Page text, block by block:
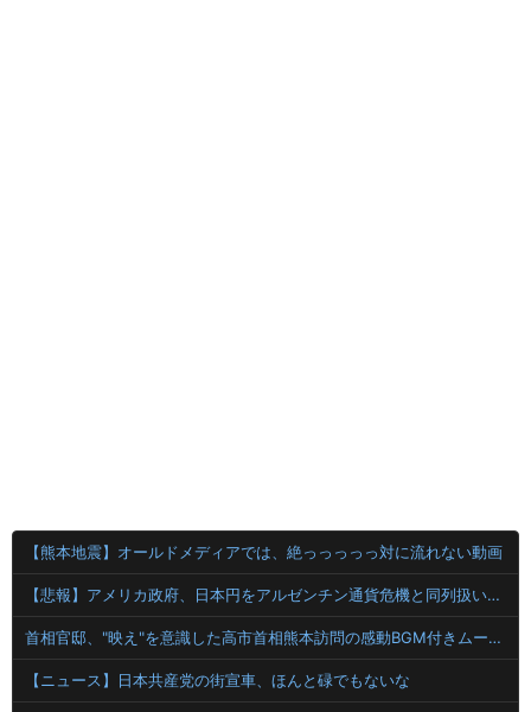
【熊本地震】オールドメディアでは、絶っっっっっ対に流れない動画
【悲報】アメリカ政府、日本円をアルゼンチン通貨危機と同列扱いへ・・・
首相官邸、"映え"を意識した高市首相熊本訪問の感動BGM付きムービーを投稿「全部が全部ありがたかったです」
【ニュース】日本共産党の街宣車、ほんと碌でもないな